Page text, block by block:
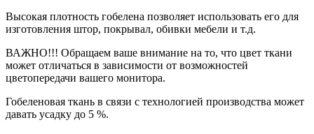
Высокая плотность гобелена позволяет использовать его для
изготовления штор, покрывал, обивки мебели и т.д.
ВАЖНО!!! Обращаем ваше внимание на то, что цвет ткани
может отличаться в зависимости от возможностей
цветопередачи вашего монитора.
Гобеленовая ткань в связи с технологией производства может
давать усадку до 5 %.